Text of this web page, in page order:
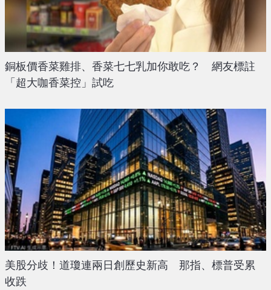
銅板價香菜雞排、香菜七七乳加你敢吃？ 網友標註
「超大咖香菜控」試吃
美股分歧！道瓊連兩日創歷史新高 那指、標普受累
收跌